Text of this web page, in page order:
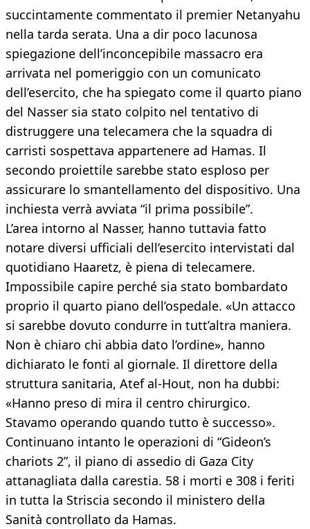
succintamente commentato il premier Netanyahu
nella tarda serata. Una a dir poco lacunosa
spiegazione dell’inconcepibile massacro era
arrivata nel pomeriggio con un comunicato
dell’esercito, che ha spiegato come il quarto piano
del Nasser sia stato colpito nel tentativo di
distruggere una telecamera che la squadra di
carristi sospettava appartenere ad Hamas. Il
secondo proiettile sarebbe stato esploso per
assicurare lo smantellamento del dispositivo. Una
inchiesta verrà avviata “il prima possibile”.
L’area intorno al Nasser, hanno tuttavia fatto
notare diversi ufficiali dell’esercito intervistati dal
quotidiano Haaretz, è piena di telecamere.
Impossibile capire perché sia stato bombardato
proprio il quarto piano dell’ospedale. «Un attacco
si sarebbe dovuto condurre in tutt’altra maniera.
Non è chiaro chi abbia dato l’ordine», hanno
dichiarato le fonti al giornale. Il direttore della
struttura sanitaria, Atef al-Hout, non ha dubbi:
«Hanno preso di mira il centro chirurgico.
Stavamo operando quando tutto è successo».
Continuano intanto le operazioni di “Gideon’s
chariots 2”, il piano di assedio di Gaza City
attanagliata dalla carestia. 58 i morti e 308 i feriti
in tutta la Striscia secondo il ministero della
Sanità controllato da Hamas.